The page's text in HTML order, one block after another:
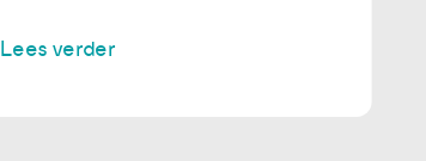
Lees verder